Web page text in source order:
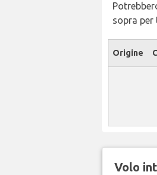
sopra per
Origine
Volo